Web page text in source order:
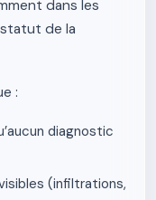
dans les
de la
:
diagnostic
(infiltrations,